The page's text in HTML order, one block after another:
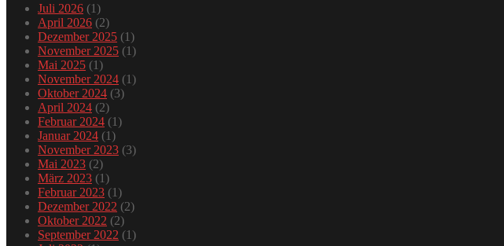
Juli 2026 (1)
April 2026 (2)
Dezember 2025 (1)
November 2025 (1)
Mai 2025 (1)
November 2024 (1)
Oktober 2024 (3)
April 2024 (2)
Februar 2024 (1)
Januar 2024 (1)
November 2023 (3)
Mai 2023 (2)
März 2023 (1)
Februar 2023 (1)
Dezember 2022 (2)
Oktober 2022 (2)
September 2022 (1)